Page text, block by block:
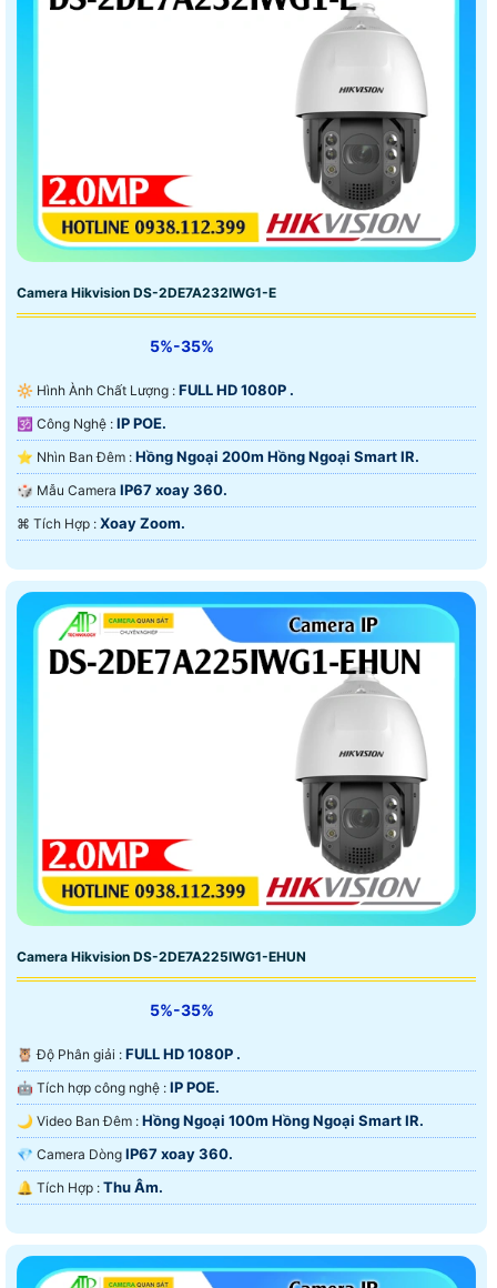
Camera Hikvision DS-2DE7A232IWG1-E
5%-35%
🔆 Hình Ành Chất Lượng : FULL HD 1080P .
🕉️ Công Nghệ : IP POE.
⭐ Nhìn Ban Đêm : Hồng Ngoại 200m Hồng Ngoại Smart IR.
🎲 Mẫu Camera IP67 xoay 360.
️⌘ Tích Hợp : Xoay Zoom.
Camera Hikvision DS-2DE7A225IWG1-EHUN
5%-35%
🦉 Độ Phân giải : FULL HD 1080P .
🤖️ Tích hợp công nghệ : IP POE.
🌙 Video Ban Đêm : Hồng Ngoại 100m Hồng Ngoại Smart IR.
💎 Camera Dòng IP67 xoay 360.
️🔔 Tích Hợp : Thu Âm.